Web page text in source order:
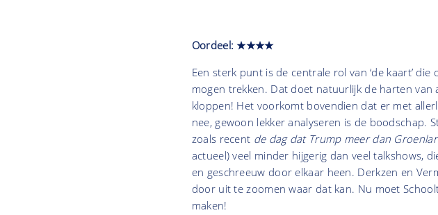
Oordeel: ★★★★
Een sterk punt is de centrale rol van ‘de kaart’
mogen trekken. Dat doet natuurlijk de harten van
kloppen! Het voorkomt bovendien dat er met
nee, gewoon lekker analyseren is de boodschap.
zoals recent de dag dat Trump meer dan
actueel) veel minder hijgerig dan veel talkshows,
en geschreeuw door elkaar heen. Derkzen en
door uit te zoomen waar dat kan. Nu moet
maken!